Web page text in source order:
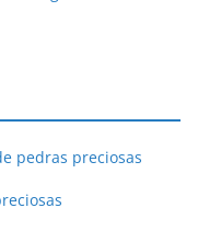
pedras preciosas